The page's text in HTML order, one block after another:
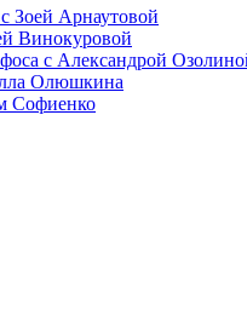
Зоей Арнаутовой
Винокуровой
с Александрой
Олюшкина
Софиенко